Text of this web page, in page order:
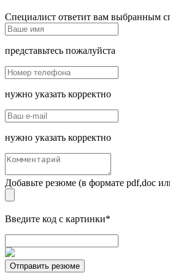
Специалист ответит вам выбранным
представьтесь пожалуйста
нужно указать корректно
нужно указать корректно
Добавьте резюме (в формате pdf,doc
Введите код с картинки*
Отправить резюме